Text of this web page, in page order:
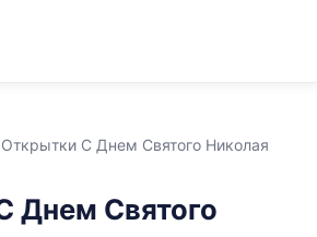
Открытки С Днем Святого Николая
Днем Святого